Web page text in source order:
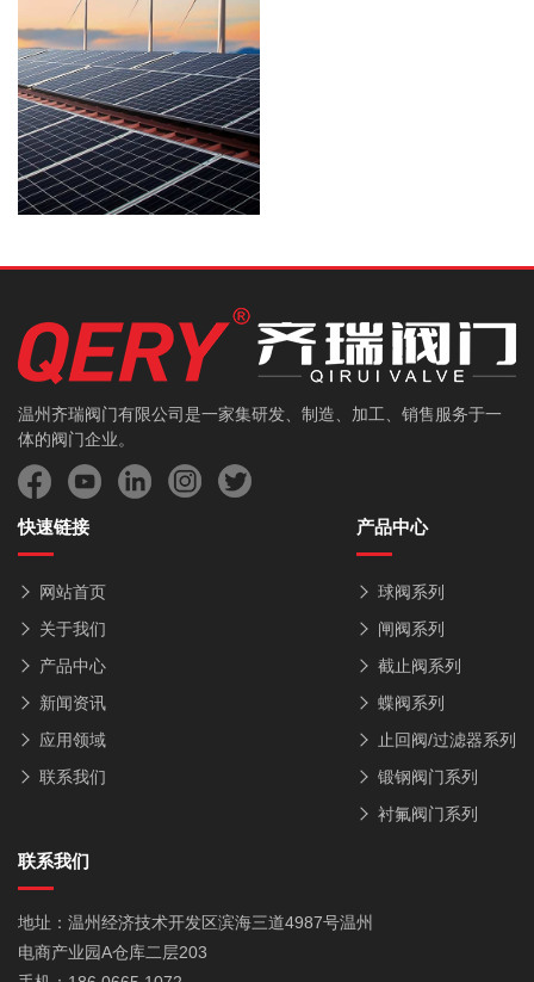
温州齐瑞阀门有限公司是一家集研发、制造、加工、销售服务于一
体的阀门企业。
快速链接
网站首页
关于我们
产品中心
新闻资讯
应用领域
联系我们
产品中心
球阀系列
闸阀系列
截止阀系列
蝶阀系列
止回阀/过滤器系列
锻钢阀门系列
衬氟阀门系列
联系我们
地址：温州经济技术开发区滨海三道4987号温州
电商产业园A仓库二层203